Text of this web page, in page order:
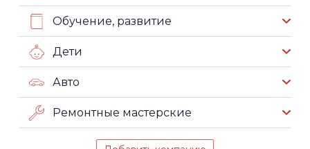
Обучение, развитие
Дети
Авто
Ремонтные мастерские